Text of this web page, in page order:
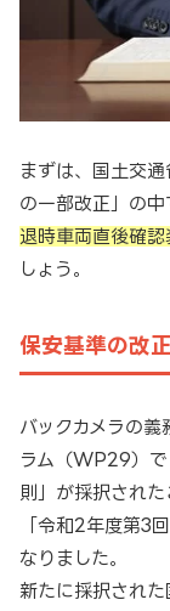
まずは、国土交
の一部改正」の中
退時車両直後確
しょう。
保安基準の改
バックカメラの
ラム（WP29）
則」が採択され
「令和2年度第3
なりました。
新たに採択され